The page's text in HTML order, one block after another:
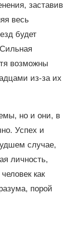
заставив
весь
будет
возможны
из-за их
но и они, в
Успех и
случае,
личность,
как
порой